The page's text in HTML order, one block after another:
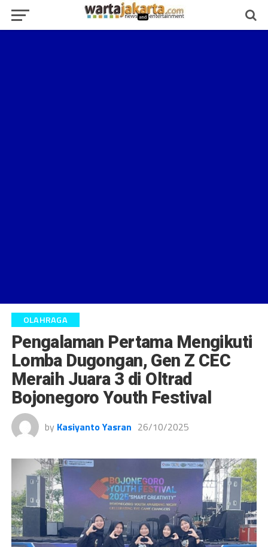
OLAHRAGA
Pengalaman Pertama Mengikuti
Lomba Dugongan, Gen Z CEC
Meraih Juara 3 di Oltrad
Bojonegoro Youth Festival
by Kasiyanto Yasran 26/10/2025